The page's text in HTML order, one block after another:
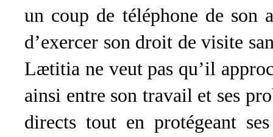
un coup de téléphone de son
d’exercer son droit de visite
Lætitia ne veut pas qu’il
ainsi entre son travail et ses
directs tout en protégeant